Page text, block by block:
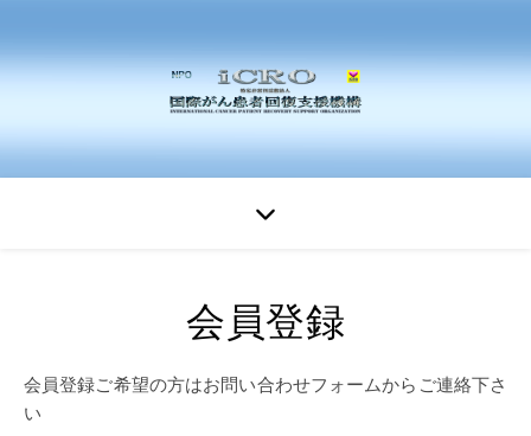
会員登録
会員登録ご希望の方はお問い合わせフォームからご連絡下さ
い